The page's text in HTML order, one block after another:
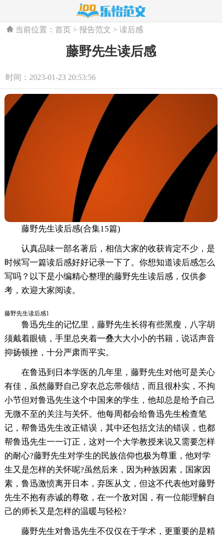
当前位置：首页 >报告范文 >读后感
藤野先生读后感
时间：2023-01-23 20:53:56
藤野先生读后感(合集15篇)
认真品味一部名著后，相信大家的收获肯定不少，是
时候写一篇读后感好好记录一下了。你想知道读后感怎么
写吗？以下是小编精心整理的藤野先生读后感，仅供参
考，欢迎大家阅读。
藤野先生读后感1
鲁迅先生的记忆里，藤野先生长得有些黑瘦，八字胡
须戴着眼镜，手里总夹着一叠大大小小的书籍，说话声音
抑扬顿挫，十分严肃而平实。
在鲁迅到日本学医的几年里，藤野先生对他可是关心
有佳，虽然藤野自己穿衣总忘带领结，而且很朴实，不拘
小节但对鲁迅先生这个中国来的学生，他却总是给予自己
无微不至的关注与关怀。他每周都会给鲁迅先生检查笔
记，帮鲁迅先生改正错误，其中还包括文法的错误，也都
帮鲁迅先生一一订正，这对一个大学教授来说又需要怎样
的耐心?藤野先生对学生的民族信仰也极为尊重，他对学
生又是怎样的关怀呢?虽然后来，因为种族因素，国家因
素，鲁迅激愤离开日本，弃医从文，但这不代表他对藤野
先生不抱有赤诚的尊敬，在一个敌对国，有一位能理解自
己的师长又是怎样的温暖与轻松?
藤野先生对鲁迅先生不仅仅在于学术，更重要的是精